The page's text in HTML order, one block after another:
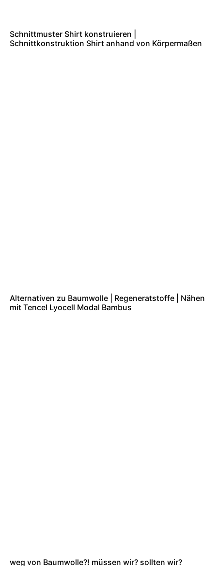
Schnittmuster Shirt konstruieren |
Schnittkonstruktion Shirt anhand von Körpermaßen
Alternativen zu Baumwolle | Regeneratstoffe | Nähen
mit Tencel Lyocell Modal Bambus
weg von Baumwolle?! müssen wir? sollten wir?